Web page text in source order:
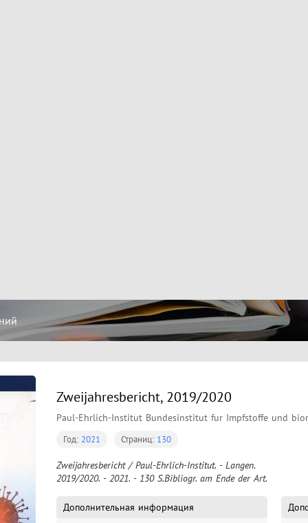
Zweijahresbericht, 2019/2020
Paul-Ehrlich-Institut Bundesinstitut fur Impfstoffe und
Год: 2021 Страниц: 130
Zweijahresbericht / Paul-Ehrlich-Institut. - Langen.
2019/2020. - 2021. - 130 S.Bibliogr. am Ende der Art.
Дополнительная информация